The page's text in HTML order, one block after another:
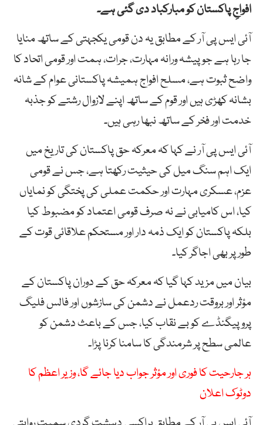
افواجِ پاکستان کو مبارکباد دی گئی ہے۔
آئی ایس پی آر کے مطابق یہ دن قومی یکجہتی کے ساتھ منایا
جا رہا ہے جو پیشہ ورانہ مہارت، جرات، ہمت اور قومی اتحاد کا
واضح ثبوت ہے، مسلح افواج ہمیشہ پاکستانی عوام کے شانہ
بشانہ کھڑی ہیں اور قوم کے ساتھ اپنے لازوال رشتے کو جذبہ
خدمت اور فخر کے ساتھ نبھا رہی ہیں۔
آئی ایس پی آر نے کہا کہ معرکہ حق پاکستان کی تاریخ میں
ایک اہم سنگ میل کی حیثیت رکھتا ہے، جس نے قومی
عزم، عسکری مہارت اور حکمت عملی کی پختگی کو نمایاں
کیا، اس کامیابی نے نہ صرف قومی اعتماد کو مضبوط کیا
بلکہ پاکستان کو ایک ذمہ دار اور مستحکم علاقائی قوت کے
طور پر بھی اجاگر کیا۔
بیان میں مزید کہا گیا کہ معرکہ حق کے دوران پاکستان کے
مؤثر اور بروقت ردعمل نے دشمن کی سازشوں اور فالس فلیگ
پروپیگنڈے کو بے نقاب کیا، جس کے باعث دشمن کو
عالمی سطح پر شرمندگی کا سامنا کرنا پڑا۔
ہر جارحیت کا فوری اور مؤثر جواب دیا جائے گا، وزیر اعظم کا
دوٹوک اعلان